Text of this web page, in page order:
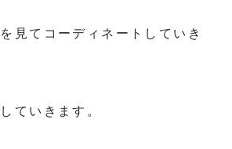
見てコーディネートしていき
ていきます。